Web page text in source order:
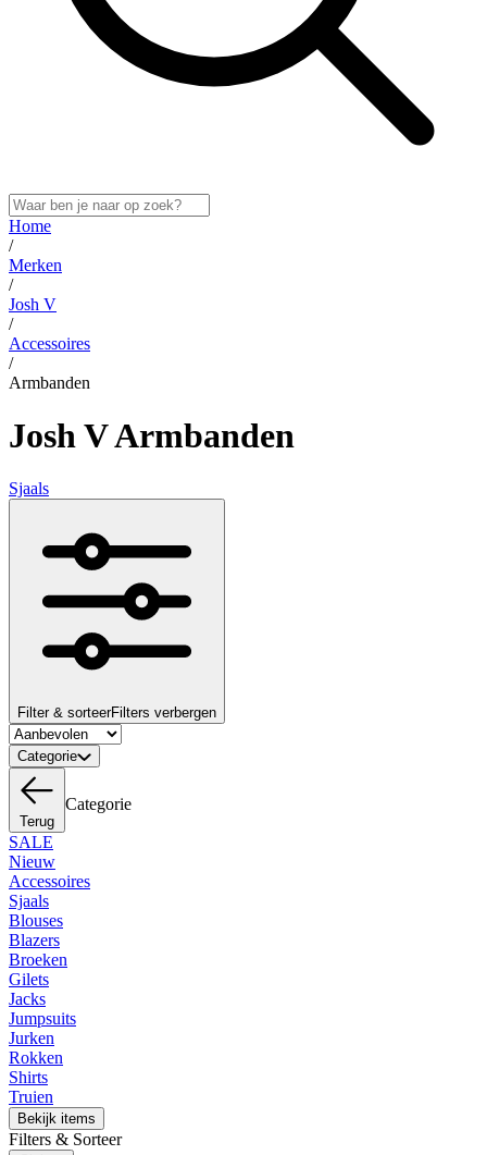
Home
/
Merken
/
Josh V
/
Accessoires
/
Armbanden
Josh V Armbanden
Sjaals
Filter & sorteerFilters verbergen
Categorie
Terug
Categorie
SALE
Nieuw
Accessoires
Sjaals
Blouses
Blazers
Broeken
Gilets
Jacks
Jumpsuits
Jurken
Rokken
Shirts
Truien
Bekijk items
Filters & Sorteer